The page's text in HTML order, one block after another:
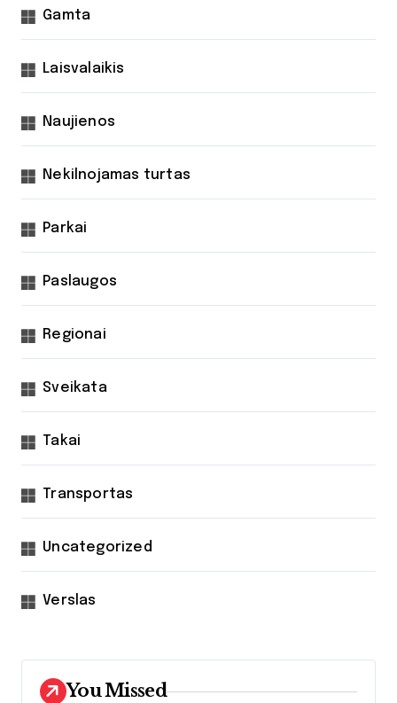
Gamta
Laisvalaikis
Naujienos
Nekilnojamas turtas
Parkai
Paslaugos
Regionai
Sveikata
Takai
Transportas
Uncategorized
Verslas
You Missed